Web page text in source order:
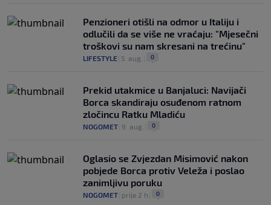
Penzioneri otišli na odmor u Italiju i
odlučili da se više ne vraćaju: "Mjesečni
troškovi su nam skresani na trećinu"
LIFESTYLE 5. aug. 0
Prekid utakmice u Banjaluci: Navijači
Borca skandiraju osuđenom ratnom
zločincu Ratku Mladiću
NOGOMET 9. aug. 0
Oglasio se Zvjezdan Misimović nakon
pobjede Borca protiv Veleža i poslao
zanimljivu poruku
NOGOMET prije 2 h 0